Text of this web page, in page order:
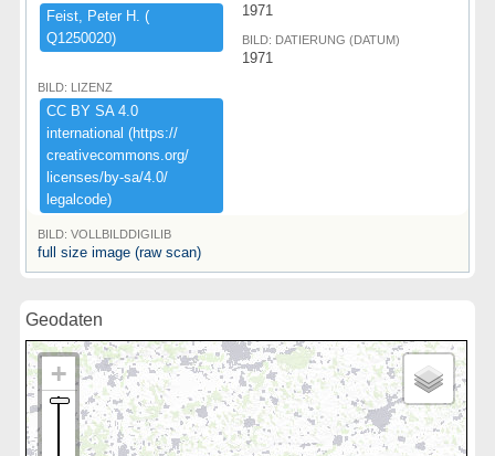
Feist,​ ​Peter ​H.​ ​(​
Q1250020)​
1971
BILD: DATIERUNG (DATUM)
1971
BILD: LIZENZ
CC ​BY ​SA ​4.​0 ​
international ​(​https:​/​/​
creativecommons.​org/​
licenses/​by-​sa/​4.​0/​
legalcode)​
BILD: VOLLBILDDIGILIB
full size image (raw scan)
Geodaten